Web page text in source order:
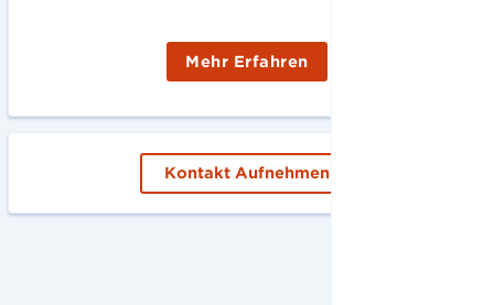
Mehr Erfahren
Kontakt Aufnehmen